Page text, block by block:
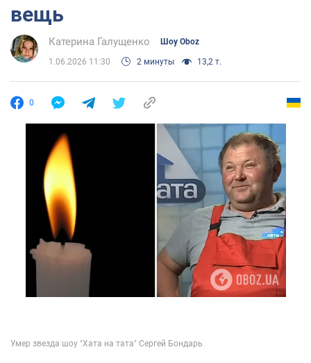
вещь
Катерина Галущенко Шоу Oboz
1.06.2026 11:30 2 минуты 13,2 т.
0